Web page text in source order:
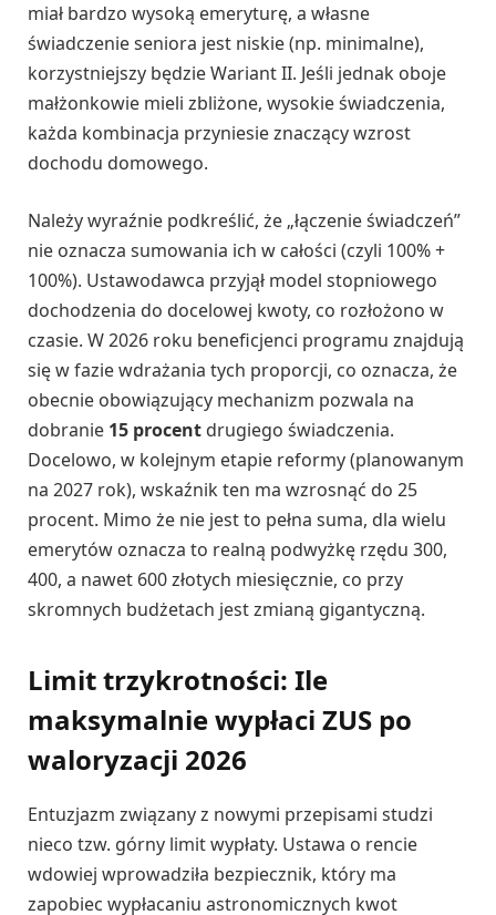
miał bardzo wysoką emeryturę, a własne
świadczenie seniora jest niskie (np. minimalne),
korzystniejszy będzie Wariant II. Jeśli jednak oboje
małżonkowie mieli zbliżone, wysokie świadczenia,
każda kombinacja przyniesie znaczący wzrost
dochodu domowego.
Należy wyraźnie podkreślić, że „łączenie świadczeń”
nie oznacza sumowania ich w całości (czyli 100% +
100%). Ustawodawca przyjął model stopniowego
dochodzenia do docelowej kwoty, co rozłożono w
czasie. W 2026 roku beneficjenci programu znajdują
się w fazie wdrażania tych proporcji, co oznacza, że
obecnie obowiązujący mechanizm pozwala na
dobranie 15 procent drugiego świadczenia.
Docelowo, w kolejnym etapie reformy (planowanym
na 2027 rok), wskaźnik ten ma wzrosnąć do 25
procent. Mimo że nie jest to pełna suma, dla wielu
emerytów oznacza to realną podwyżkę rzędu 300,
400, a nawet 600 złotych miesięcznie, co przy
skromnych budżetach jest zmianą gigantyczną.
Limit trzykrotności: Ile
maksymalnie wypłaci ZUS po
waloryzacji 2026
Entuzjazm związany z nowymi przepisami studzi
nieco tzw. górny limit wypłaty. Ustawa o rencie
wdowiej wprowadziła bezpiecznik, który ma
zapobiec wypłacaniu astronomicznych kwot